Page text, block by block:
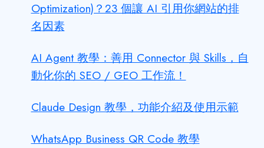
Optimization)？23 個讓 AI 引用你網站的排
名因素
AI Agent 教學：善用 Connector 與 Skills，自
動化你的 SEO / GEO 工作流！
Claude Design 教學，功能介紹及使用示範
WhatsApp Business QR Code 教學